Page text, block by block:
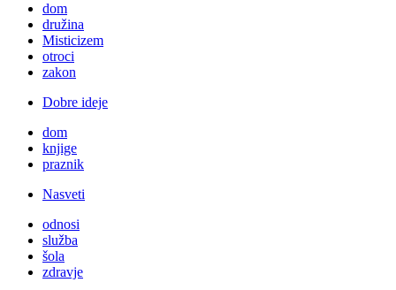
dom
družina
Misticizem
otroci
zakon
Dobre ideje
dom
knjige
praznik
Nasveti
odnosi
služba
šola
zdravje